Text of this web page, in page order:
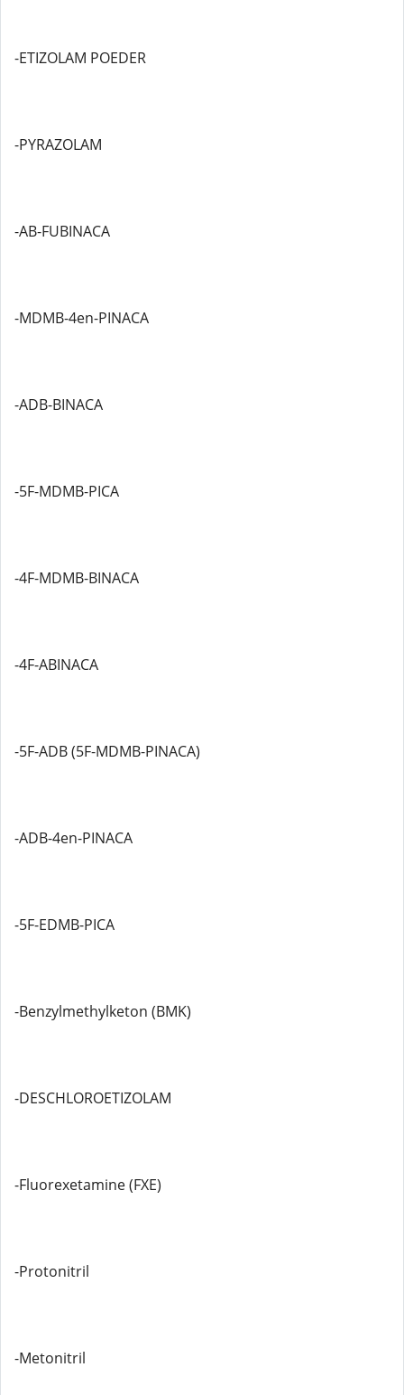
-ETIZOLAM POEDER
-PYRAZOLAM
-AB-FUBINACA
-MDMB-4en-PINACA
-ADB-BINACA
-5F-MDMB-PICA
-4F-MDMB-BINACA
-4F-ABINACA
-5F-ADB (5F-MDMB-PINACA)
-ADB-4en-PINACA
-5F-EDMB-PICA
-Benzylmethylketon (BMK)
-DESCHLOROETIZOLAM
-Fluorexetamine (FXE)
-Protonitril
-Metonitril